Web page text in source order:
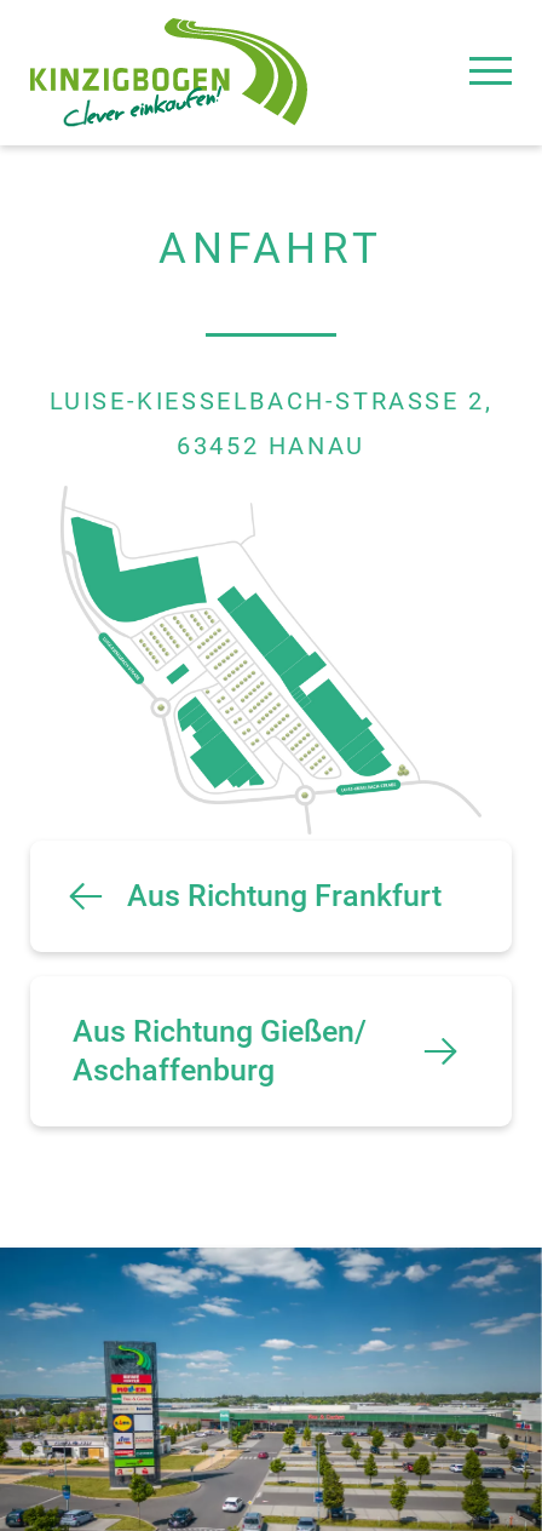
KINZIGBOGEN
ANFAHRT
LUISE-KIESSELBACH-STRASSE 2, 6
3452 HANAU
Aus Richtung Frankfurt
Aus Richtung Gießen/
Aschaffenburg